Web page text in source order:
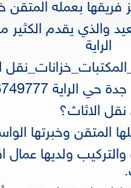
بعمله المتقن
والذي يقدم
الراية
0556749777
الاثاث؟
وخبرتها
ولديها عمال